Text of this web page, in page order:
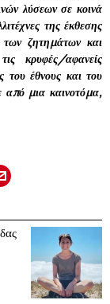
λύσεων σε κοινά
της έκθεσης
των ζητημάτων και
κρυφές/αφανείς
του έθνους και του
από μια καινοτόμα,